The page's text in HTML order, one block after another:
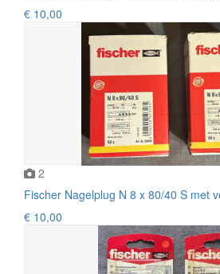
€ 10,00
2
Fischer Nagelplug N 8 x 80/40 S met
€ 10,00